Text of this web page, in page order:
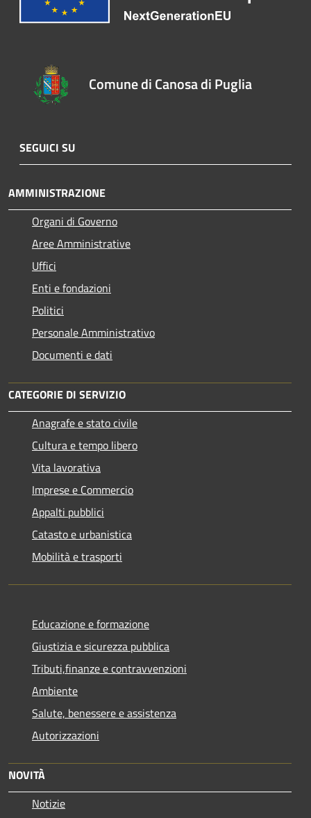
Comune di Canosa di Puglia
SEGUICI SU
AMMINISTRAZIONE
Organi di Governo
Aree Amministrative
Uffici
Enti e fondazioni
Politici
Personale Amministrativo
Documenti e dati
CATEGORIE DI SERVIZIO
Anagrafe e stato civile
Cultura e tempo libero
Vita lavorativa
Imprese e Commercio
Appalti pubblici
Catasto e urbanistica
Mobilità e trasporti
Educazione e formazione
Giustizia e sicurezza pubblica
Tributi,finanze e contravvenzioni
Ambiente
Salute, benessere e assistenza
Autorizzazioni
NOVITÀ
Notizie